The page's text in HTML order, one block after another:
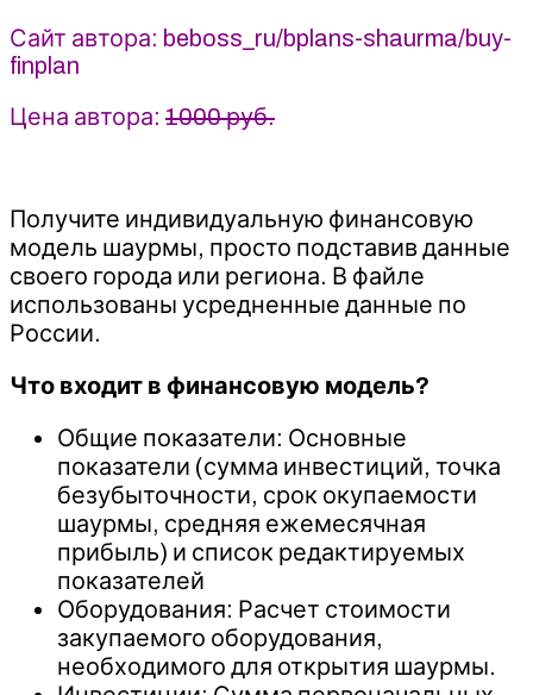
Сайт автора: beboss_ru/bplans-shaurma/buy-
finplan
Цена автора: 1000 руб.
Получите индивидуальную финансовую
модель шаурмы, просто подставив данные
своего города или региона. В файле
использованы усредненные данные по
России.
Что входит в финансовую модель?
Общие показатели: Основные
показатели (сумма инвестиций, точка
безубыточности, срок окупаемости
шаурмы, средняя ежемесячная
прибыль) и список редактируемых
показателей
Оборудования: Расчет стоимости
закупаемого оборудования,
необходимого для открытия шаурмы.